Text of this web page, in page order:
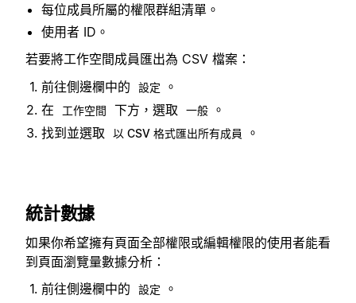
每位成員所屬的權限群組清單。
使用者 ID。
若要將工作空間成員匯出為 CSV 檔案：
前往側邊欄中的
設定
。
在
工作空間 下方，選取 一般 。
找到並選取
以 CSV 格式匯出所有成員 。
統計數據
如果你希望擁有頁面全部權限或編輯權限的使用者能看
到頁面瀏覽量數據分析：
前往側邊欄中的
設定
。